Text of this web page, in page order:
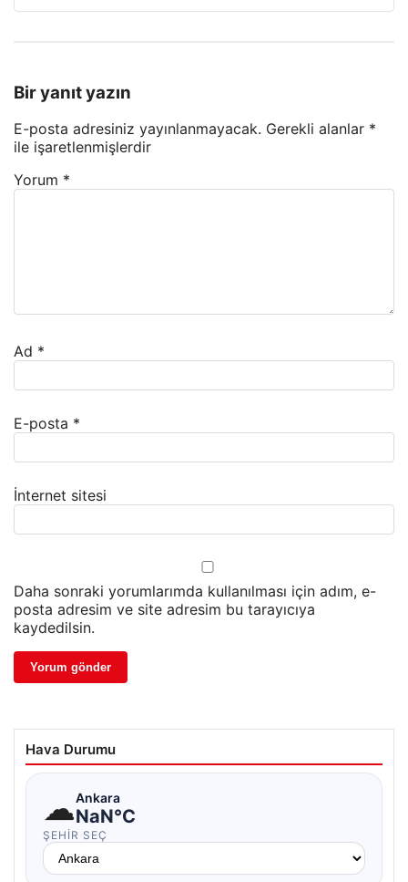
Bir yanıt yazın
E-posta adresiniz yayınlanmayacak. Gerekli alanlar *
ile işaretlenmişlerdir
Yorum *
Ad *
E-posta *
İnternet sitesi
Daha sonraki yorumlarımda kullanılması için adım, e-
posta adresim ve site adresim bu tarayıcıya
kaydedilsin.
Hava Durumu
☁Ankara
NaN°C
ŞEHIR SEÇ